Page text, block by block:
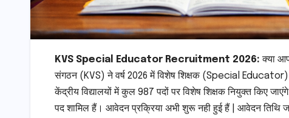
KVS Special Educator Recruitment 2026: क्या
संगठन (KVS) ने वर्ष 2026 में विशेष शिक्षक (Special Educator)
केंद्रीय विद्यालयों में कुल 987 पदों पर विशेष शिक्षक नियुक्त किए
पद शामिल हैं। आवेदन प्रक्रिया अभी शुरू नही हुई हैं | आवेदन तिथि